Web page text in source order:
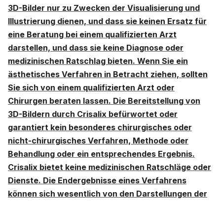
3D-Bilder nur zu Zwecken der Visualisierung und
Illustrierung dienen, und dass sie keinen Ersatz für
eine Beratung bei einem qualifizierten Arzt
darstellen, und dass sie keine Diagnose oder
medizinischen Ratschlag bieten. Wenn Sie ein
ästhetisches Verfahren in Betracht ziehen, sollten
Sie sich von einem qualifizierten Arzt oder
Chirurgen beraten lassen. Die Bereitstellung von
3D-Bildern durch Crisalix befürwortet oder
garantiert kein besonderes chirurgisches oder
nicht-chirurgisches Verfahren, Methode oder
Behandlung oder ein entsprechendes Ergebnis.
Crisalix bietet keine medizinischen Ratschläge oder
Dienste. Die Endergebnisse eines Verfahrens
können sich wesentlich von den Darstellungen der